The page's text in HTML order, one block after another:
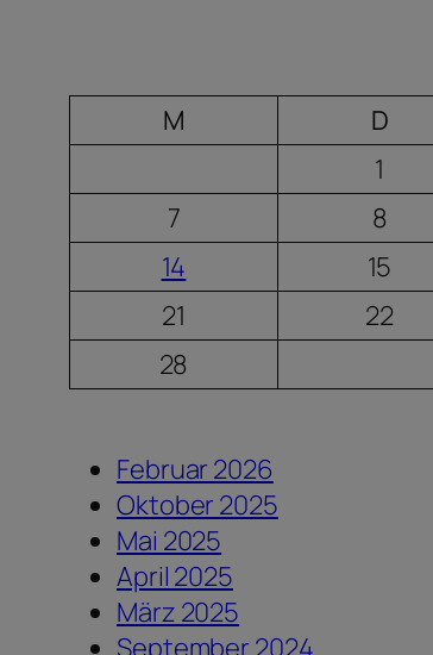
M
D
1
7
8
14
15
21
22
28
Februar 2026
Oktober 2025
Mai 2025
April 2025
März 2025
September 2024